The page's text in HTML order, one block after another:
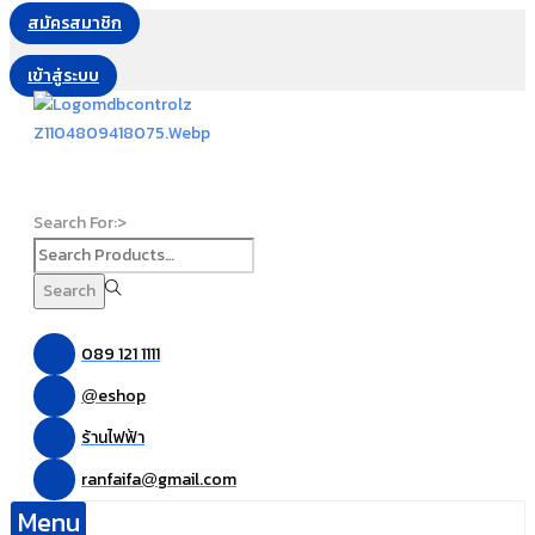
สมัครสมาชิก
เข้าสู่ระบบ
Search For:>
Search
089 121 1111
@eshop
ร้านไฟฟ้า
ranfaifa@gmail.com
Menu